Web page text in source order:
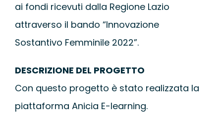
SERVIZI PER
ai fondi ricevuti dalla Regione Lazio
attraverso il bando “Innovazione
Sostantivo Femminile 2022”.
DESCRIZIONE DEL PROGETTO
Con questo progetto è stato realizzata la
piattaforma Anicia E-learning.